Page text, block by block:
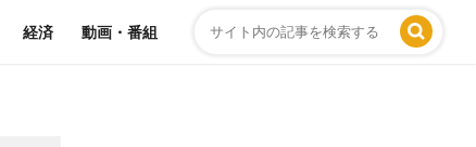
経済 動画・番組